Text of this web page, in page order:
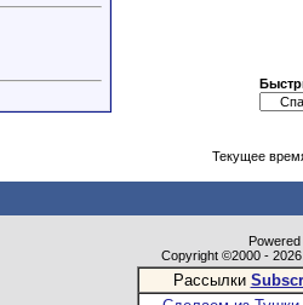
Текущее
Copyright ©2000 -
Рассылки